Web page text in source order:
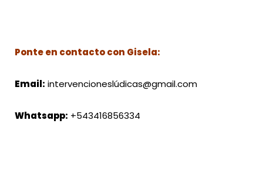
Ponte en contacto con Gisela:
Email: intervencioneslúdicas@gmail.com
Whatsapp: +543416856334